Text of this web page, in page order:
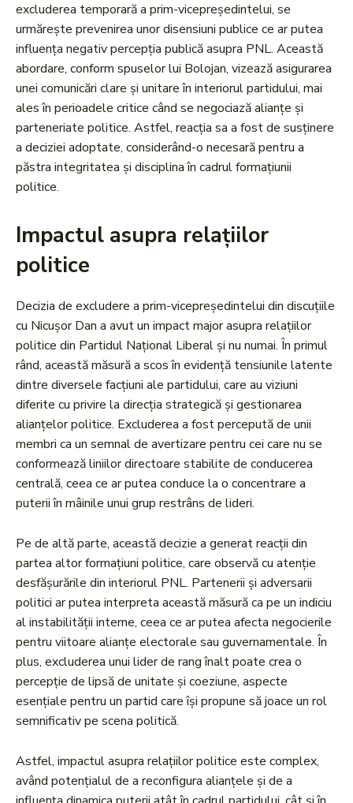
excluderea temporară a prim-vicepreședintelui, se
urmărește prevenirea unor disensiuni publice ce ar putea
influența negativ percepția publică asupra PNL. Această
abordare, conform spuselor lui Bolojan, vizează asigurarea
unei comunicări clare și unitare în interiorul partidului, mai
ales în perioadele critice când se negociază alianțe și
parteneriate politice. Astfel, reacția sa a fost de susținere
a deciziei adoptate, considerând-o necesară pentru a
păstra integritatea și disciplina în cadrul formațiunii
politice.
Impactul asupra relațiilor
politice
Decizia de excludere a prim-vicepreședintelui din discuțiile
cu Nicușor Dan a avut un impact major asupra relațiilor
politice din Partidul Național Liberal și nu numai. În primul
rând, această măsură a scos în evidență tensiunile latente
dintre diversele facțiuni ale partidului, care au viziuni
diferite cu privire la direcția strategică și gestionarea
alianțelor politice. Excluderea a fost percepută de unii
membri ca un semnal de avertizare pentru cei care nu se
conformează liniilor directoare stabilite de conducerea
centrală, ceea ce ar putea conduce la o concentrare a
puterii în mâinile unui grup restrâns de lideri.
Pe de altă parte, această decizie a generat reacții din
partea altor formațiuni politice, care observă cu atenție
desfășurările din interiorul PNL. Partenerii și adversarii
politici ar putea interpreta această măsură ca pe un indiciu
al instabilității interne, ceea ce ar putea afecta negocierile
pentru viitoare alianțe electorale sau guvernamentale. În
plus, excluderea unui lider de rang înalt poate crea o
percepție de lipsă de unitate și coeziune, aspecte
esențiale pentru un partid care își propune să joace un rol
semnificativ pe scena politică.
Astfel, impactul asupra relațiilor politice este complex,
având potențialul de a reconfigura alianțele și de a